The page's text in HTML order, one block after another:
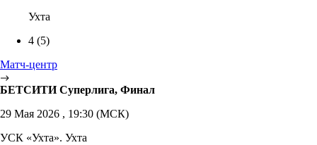
Ухта
4 (5)
Матч-центр
БЕТСИТИ Суперлига, Финал
29 Мая 2026 , 19:30 (МСК)
УСК «Ухта». Ухта